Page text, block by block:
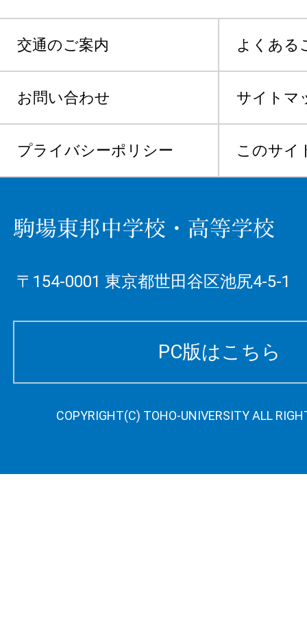
交通のご案内 よくある
お問い合わせ サイトマ
プライバシーポリシー このサイ
〒154-0001 東京都世田谷区池尻4-5-1
PC版はこちら
COPYRIGHT(C) TOHO-UNIVERSITY ALL